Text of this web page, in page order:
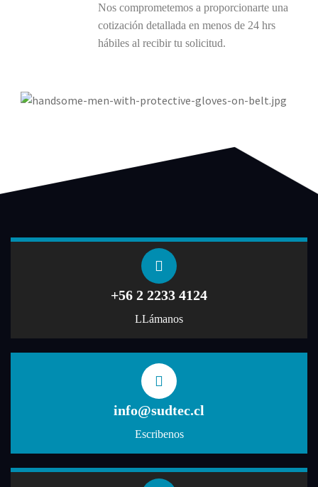
Nos comprometemos a proporcionarte una
cotización detallada en menos de 24 hrs
hábiles al recibir tu solicitud.
+56 2 2233 4124
LLámanos
info@sudtec.cl
Escribenos